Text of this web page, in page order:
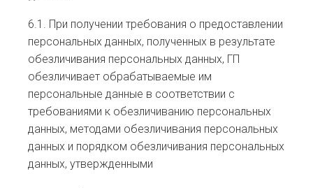
6.1. При получении требования о предоставлении
персональных данных, полученных в результате
обезличивания персональных данных, ГП
обезличивает обрабатываемые им
персональные данные в соответствии с
требованиями к обезличиванию персональных
данных, методами обезличивания персональных
данных и порядком обезличивания персональных
данных, утвержденными